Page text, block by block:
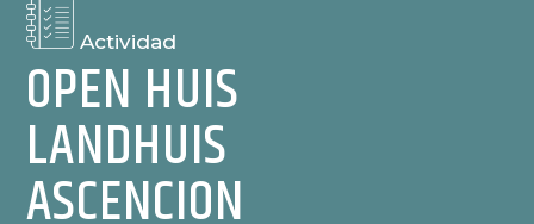
Actividad
OPEN HUIS
LANDHUIS
ASCENCION